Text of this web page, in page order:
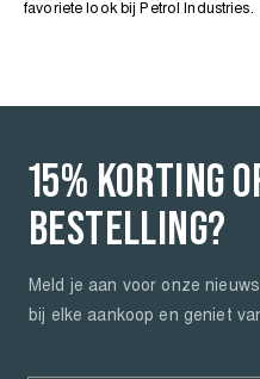
favoriete look bij Petrol Industries.
15% KORTING
BESTELLING?
Meld je aan voor onze
bij elke aankoop en geniet